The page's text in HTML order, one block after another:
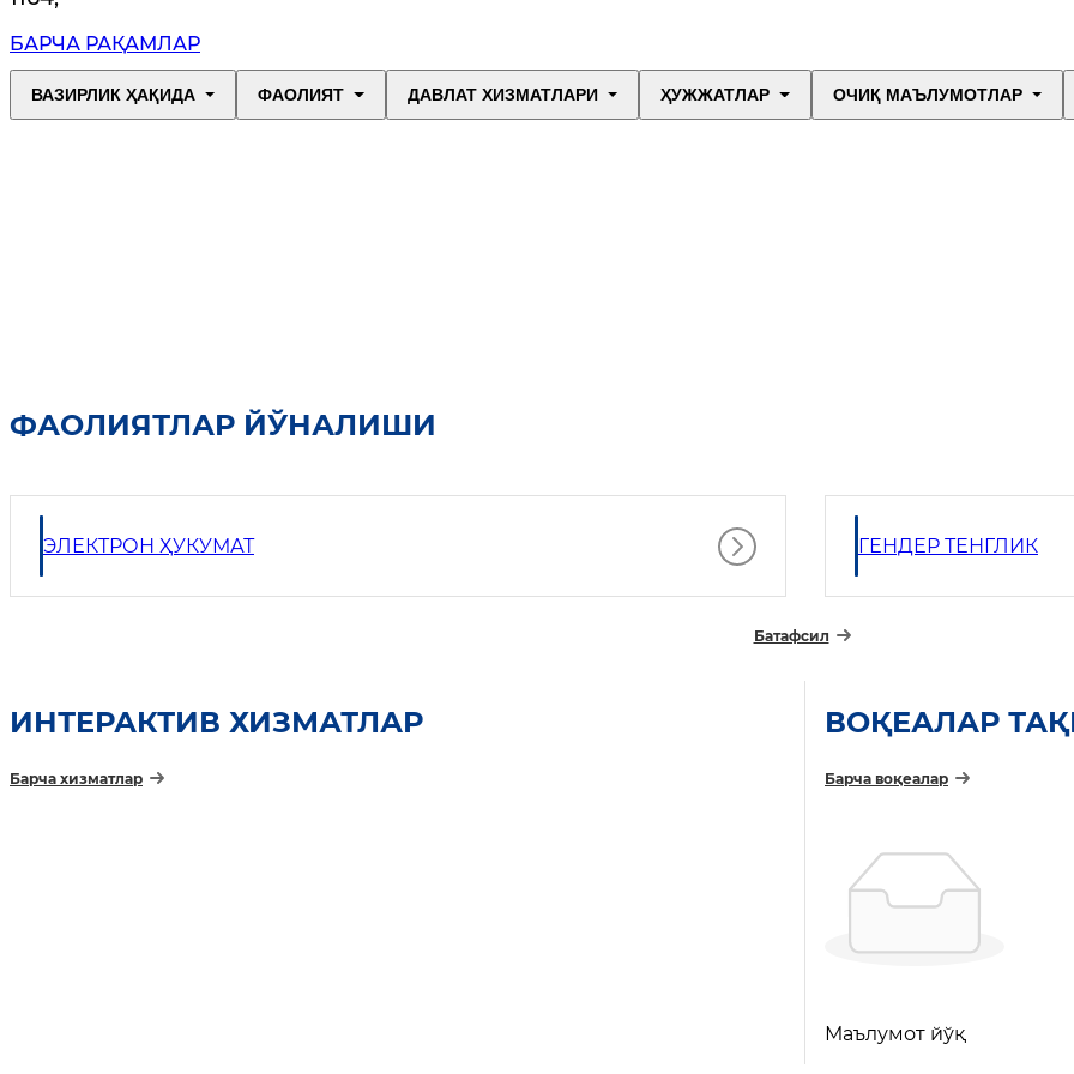
БАРЧА РАҚАМЛАР
ВАЗИРЛИК ҲАҚИДА ФАОЛИЯТ ДАВЛАТ ХИЗМАТЛАРИ ҲУЖЖАТЛАР ОЧИҚ МАЪЛУМОТЛАР
ФАОЛИЯТЛАР ЙЎНАЛИШИ
ЭЛЕКТРОН ҲУКУМАТ ГЕНДЕР ТЕНГЛИК
Батафсил
ИНТEРАКТИВ ХИЗМАТЛАР
Барча хизматлар
ВОҚЕАЛАР
Барча воқеалар
Маълумот йўқ